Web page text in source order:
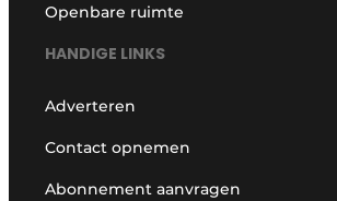
Openbare ruimte
HANDIGE LINKS
Adverteren
Contact opnemen
Abonnement aanvragen